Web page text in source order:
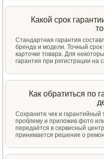
Какой срок
Стандартная гарантия
бренда и модели. Точный срок
карточке товара. Для
гарантия при регистрации на
Как обратиться по
Сохраните чек и гарантийный
проблему и приложив фото
передаётся в сервисный
принимается решение о